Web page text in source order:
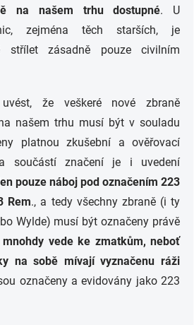
na našem trhu dostupné. U
zejména těch starších, je
střílet zásadně pouze civilním
že veškeré nové zbraně
našem trhu musí být v souladu
platnou zkušební a ověřovací
součástí značení je i uvedení
pouze náboj pod označením 223
Rem., a tedy všechny zbraně (i ty
Wylde) musí být označeny právě
mnohdy vede ke zmatkům, neboť
na sobě mívají vyznačenu ráži
označeny a evidovány jako 223